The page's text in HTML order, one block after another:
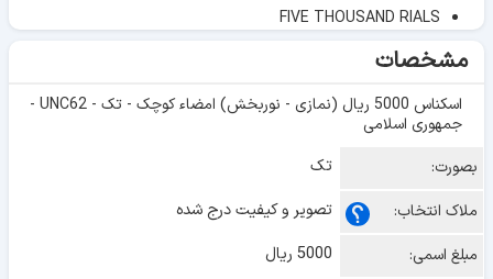
FIVE THOUSAND RIALS
مشخصات
اسکناس 5000 ریال (نمازی - نوربخش) امضاء کوچک - تک - UNC62 -
جمهوری اسلامی
بصورت:
تک
ملاک انتخاب:
تصویر و کیفیت درج شده
مبلغ اسمی:
5000 ریال